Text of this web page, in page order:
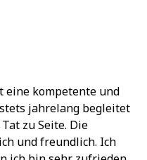
eine kompetente und
jahrelang begleitet
zu Seite. Die
und freundlich. Ich